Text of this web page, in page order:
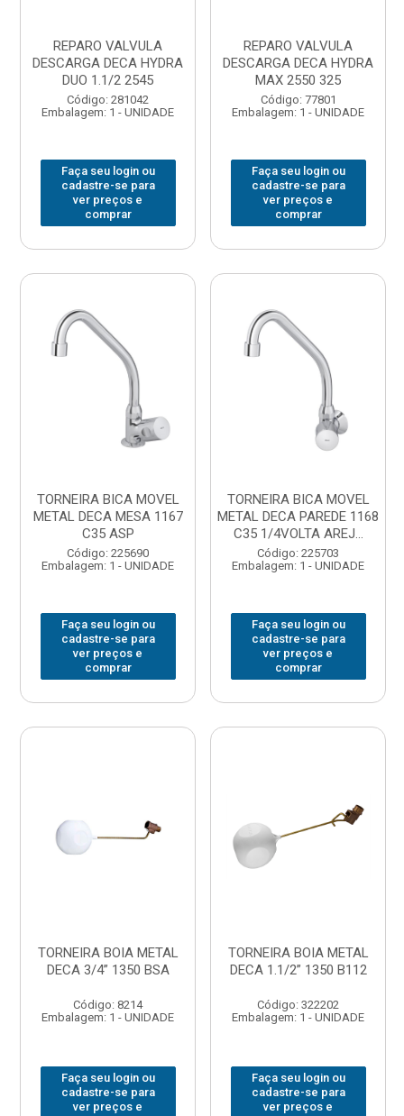
REPARO VALVULA
DESCARGA DECA HYDRA
DUO 1.1/2 2545
Código: 281042
Embalagem: 1 - UNIDADE
Faça seu login ou
cadastre-se para
ver preços e
comprar
REPARO VALVULA
DESCARGA DECA HYDRA
MAX 2550 325
Código: 77801
Embalagem: 1 - UNIDADE
Faça seu login ou
cadastre-se para
ver preços e
comprar
TORNEIRA BICA MOVEL
METAL DECA MESA 1167
C35 ASP
Código: 225690
Embalagem: 1 - UNIDADE
Faça seu login ou
cadastre-se para
ver preços e
comprar
TORNEIRA BICA MOVEL
METAL DECA PAREDE 1168
C35 1/4VOLTA AREJ...
Código: 225703
Embalagem: 1 - UNIDADE
Faça seu login ou
cadastre-se para
ver preços e
comprar
TORNEIRA BOIA METAL
DECA 3/4” 1350 BSA
Código: 8214
Embalagem: 1 - UNIDADE
Faça seu login ou
cadastre-se para
ver preços e
TORNEIRA BOIA METAL
DECA 1.1/2” 1350 B112
Código: 322202
Embalagem: 1 - UNIDADE
Faça seu login ou
cadastre-se para
ver preços e